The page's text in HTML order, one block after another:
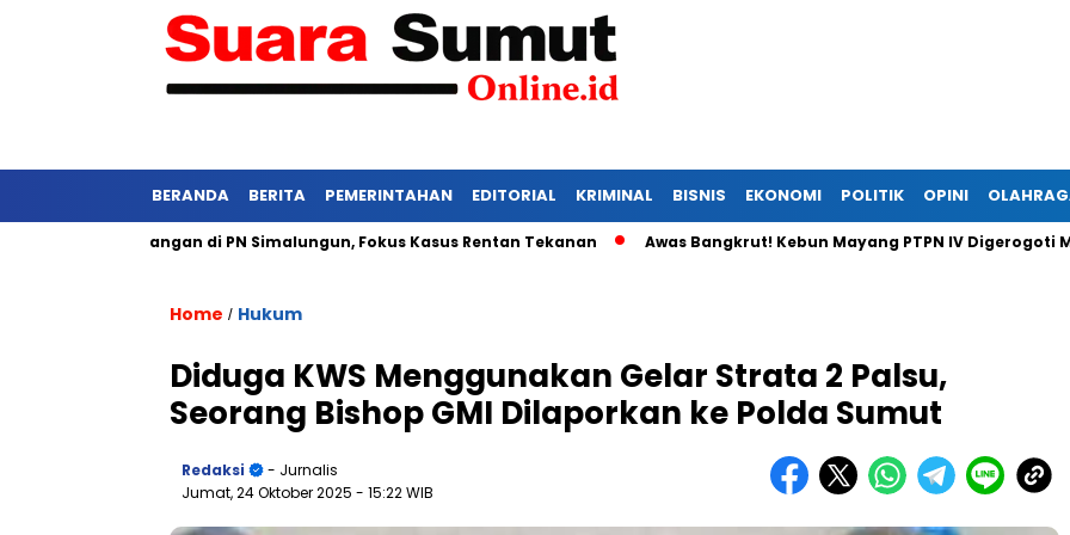
BERANDA BERITA PEMERINTAHAN EDITORIAL KRIMINAL BISNIS EKONOMI POLITIK OPINI
Persidangan di PN Simalungun, Fokus Kasus Rentan Tekanan Awas Bangkrut! Kebun Mayang PTPN IV Digerogoti
Home / Hukum
Diduga KWS Menggunakan Gelar Strata 2 Palsu,
Seorang Bishop GMI Dilaporkan ke Polda Sumut
Redaksi
- Jurnalis
Jumat, 24 Oktober 2025 - 15:22 WIB